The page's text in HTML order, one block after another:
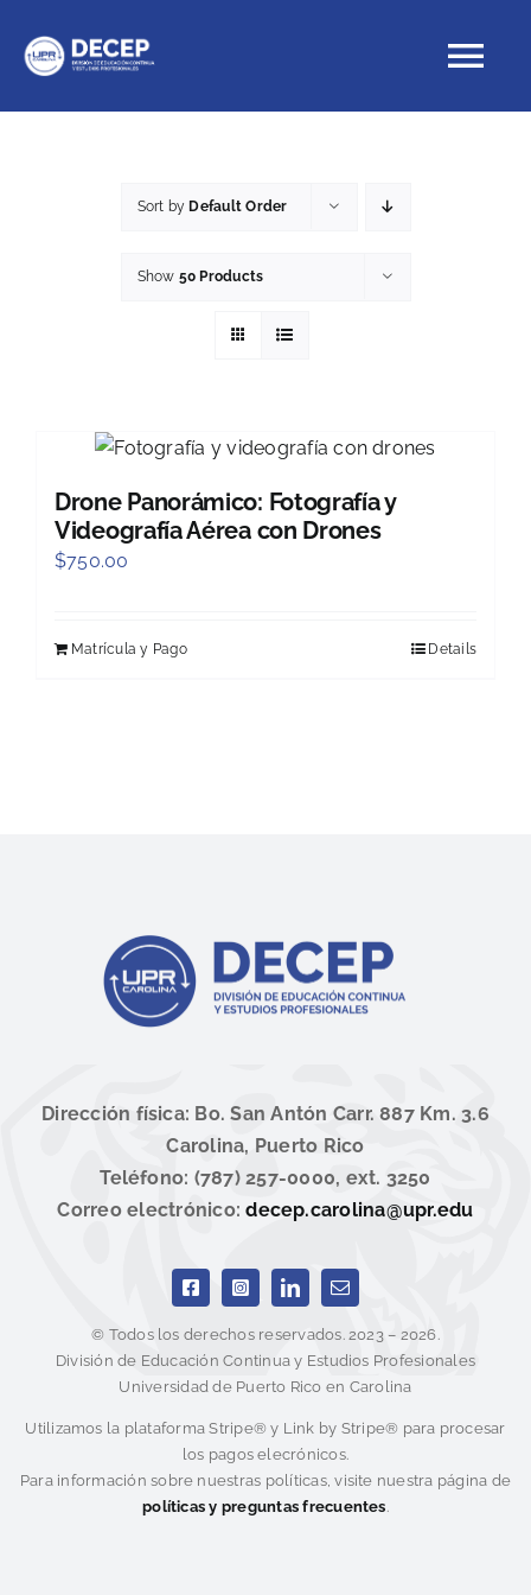
content
Sort by Default Order
Show 50 Products
Drone Panorámico: Fotografía y
Videografía Aérea con Drones
$750.00
Matrícula y Pago Details
Dirección física: Bo. San Antón Carr. 887 Km. 3.6
Carolina, Puerto Rico
Teléfono: (787) 257-0000, ext. 3250
Correo electrónico:decep.carolina@upr.edu
© Todos los derechos reservados. 2023 – 2026.
División de Educación Continua y Estudios Profesionales
Universidad de Puerto Rico en Carolina
Utilizamos la plataforma Stripe® y Link by Stripe® para procesar
los pagos elecrónicos.
Para información sobre nuestras políticas, visite nuestra página de
políticas y preguntas frecuentes.